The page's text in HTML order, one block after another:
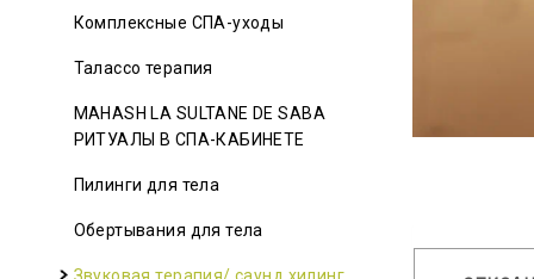
Комплексные СПА-уходы
Талассо терапия
MAHASH LA SULTANE DE SABA
РИТУАЛЫ В СПА-КАБИНЕТЕ
Пилинги для тела
Обертывания для тела